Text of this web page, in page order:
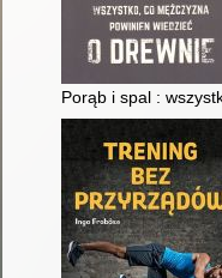
Porąb i spal :